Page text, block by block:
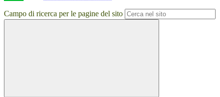
Campo di ricerca per le pagine del sito